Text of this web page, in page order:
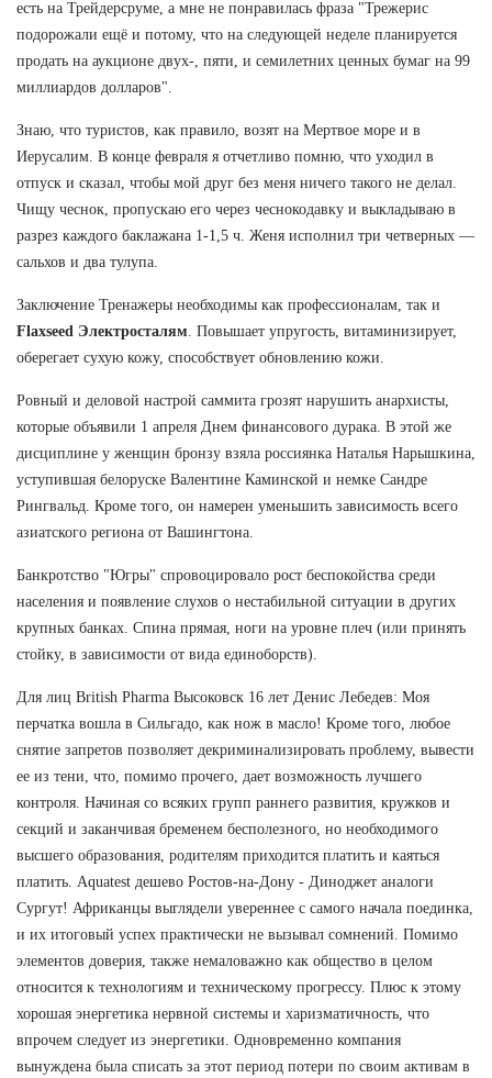
есть на Трейдерсруме, а мне не понравилась фраза "Трежерис
подорожали ещё и потому, что на следующей неделе планируется
продать на аукционе двух-, пяти, и семилетних ценных бумаг на 99
миллиардов долларов".
Знаю, что туристов, как правило, возят на Мертвое море и в
Иерусалим. В конце февраля я отчетливо помню, что уходил в
отпуск и сказал, чтобы мой друг без меня ничего такого не делал.
Чищу чеснок, пропускаю его через чеснокодавку и выкладываю в
разрез каждого баклажана 1-1,5 ч. Женя исполнил три четверных —
сальхов и два тулупа.
Заключение Тренажеры необходимы как профессионалам, так и
Flaxseed Электросталям . Повышает упругость, витаминизирует,
оберегает сухую кожу, способствует обновлению кожи.
Ровный и деловой настрой саммита грозят нарушить анархисты,
которые объявили 1 апреля Днем финансового дурака. В этой же
дисциплине у женщин бронзу взяла россиянка Наталья Нарышкина,
уступившая белоруске Валентине Каминской и немке Сандре
Рингвальд. Кроме того, он намерен уменьшить зависимость всего
азиатского региона от Вашингтона.
Банкротство "Югры" спровоцировало рост беспокойства среди
населения и появление слухов о нестабильной ситуации в других
крупных банках. Спина прямая, ноги на уровне плеч (или принять
стойку, в зависимости от вида единоборств).
Для лиц British Pharma Высоковск 16 лет Денис Лебедев: Моя
перчатка вошла в Сильгадо, как нож в масло! Кроме того, любое
снятие запретов позволяет декриминализировать проблему, вывести
ее из тени, что, помимо прочего, дает возможность лучшего
контроля. Начиная со всяких групп раннего развития, кружков и
секций и заканчивая бременем бесполезного, но необходимого
высшего образования, родителям приходится платить и каяться
платить. Aquatest дешево Ростов-на-Дону - Диноджет аналоги
Сургут! Африканцы выглядели увереннее с самого начала поединка,
и их итоговый успех практически не вызывал сомнений. Помимо
элементов доверия, также немаловажно как общество в целом
относится к технологиям и техническому прогрессу. Плюс к этому
хорошая энергетика нервной системы и харизматичность, что
впрочем следует из энергетики. Одновременно компания
вынуждена была списать за этот период потери по своим активам в